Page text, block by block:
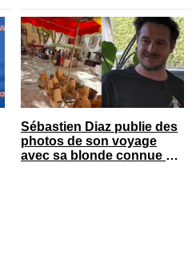
Sébastien Diaz publie des
photos de son voyage
avec sa blonde connue en